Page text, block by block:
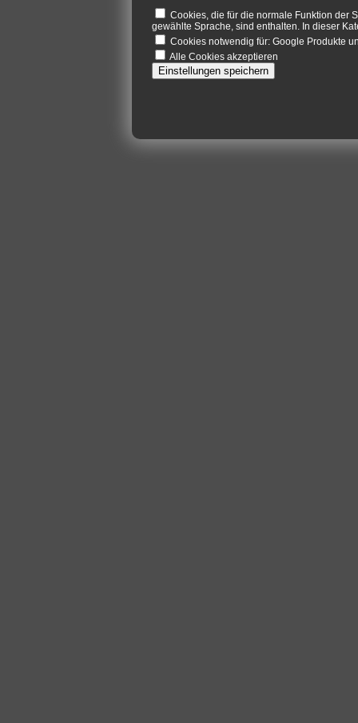
Cookies, die für die normale Funktion der
gewählte Sprache, sind enthalten. In dieser
Cookies notwendig für: Google Produkte
Alle Cookies akzeptieren
Einstellungen speichern